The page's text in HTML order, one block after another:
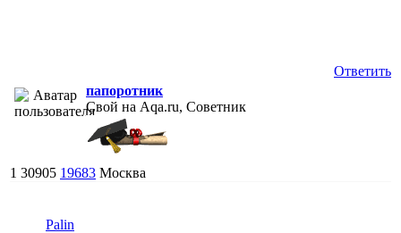
Ответить
папоротник
Свой на Aqa.ru, Советник
1 30905 19683 Москва
Palin